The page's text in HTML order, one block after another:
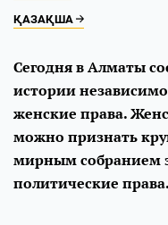
ҚАЗАҚША
Сегодня в Алматы
истории
женские права.
можно признать
мирным собранием
политические права.